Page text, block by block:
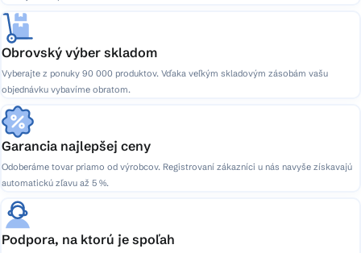
Obrovský výber skladom
Vyberajte z ponuky 90 000 produktov. Vďaka veľkým skladovým zásobám vašu
objednávku vybavíme obratom.
Garancia najlepšej ceny
Odoberáme tovar priamo od výrobcov. Registrovaní zákazníci u nás navyše získavajú
automatickú zľavu až 5 %.
Podpora, na ktorú je spoľah